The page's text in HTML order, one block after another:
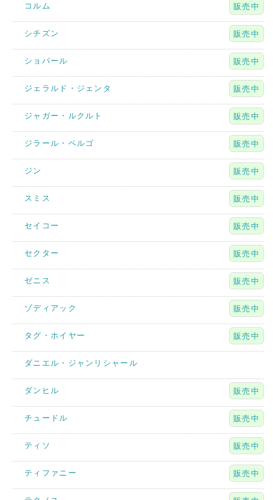
コルム 販売中
シチズン 販売中
ショパール 販売中
ジェラルド・ジェンタ 販売中
ジャガー・ルクルト 販売中
ジラール・ペルゴ 販売中
ジン 販売中
スミス 販売中
セイコー 販売中
セクター 販売中
ゼニス 販売中
ゾディアック 販売中
タグ・ホイヤー 販売中
ダニエル・ジャンリシャール
ダンヒル 販売中
チュードル 販売中
ティソ 販売中
ティファニー 販売中